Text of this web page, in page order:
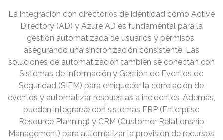
La integración con directorios de identidad como Active
Directory (AD) y Azure AD es fundamental para la
gestión automatizada de usuarios y permisos,
asegurando una sincronización consistente. Las
soluciones de automatización también se conectan con
Sistemas de Información y Gestión de Eventos de
Seguridad (SIEM) para enriquecer la correlación de
eventos y automatizar respuestas a incidentes. Además,
pueden integrarse con sistemas ERP (Enterprise
Resource Planning) y CRM (Customer Relationship
Management) para automatizar la provisión de recursos